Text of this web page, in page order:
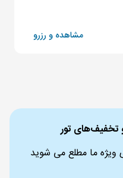
مشاهده و رزرو
تخفیف‌های تور
ویژه ما مطلع می شوید